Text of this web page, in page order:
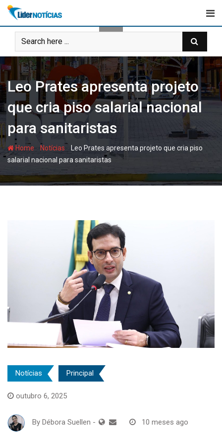
Skip
content
Leo Prates apresenta projeto
que cria piso salarial nacional
para sanitaristas
Home - Notícias - Leo Prates apresenta projeto que cria piso
salarial nacional para sanitaristas
Notícias Principal
outubro 6, 2025
By Débora Suellen - 10 meses ago